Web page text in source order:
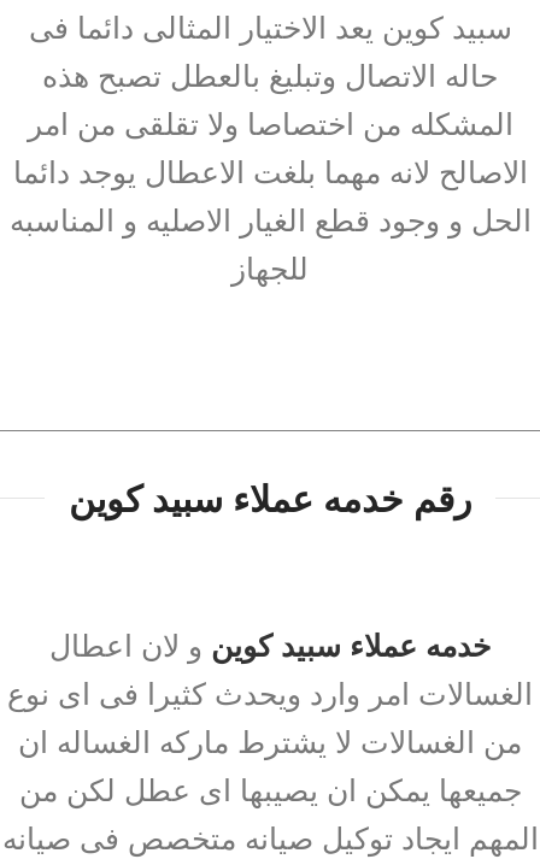
سبيد كوين يعد الاختيار المثالى دائما فى
حاله الاتصال وتبليغ بالعطل تصبح هذه
المشكله من اختصاصا ولا تقلقى من امر
الاصالح لانه مهما بلغت الاعطال يوجد دائما
الحل و وجود قطع الغيار الاصليه و المناسبه
للجهاز
رقم خدمه عملاء سبيد كوين
خدمه عملاء سبيد كوين و لان اعطال
الغسالات امر وارد ويحدث كثيرا فى اى نوع
من الغسالات لا يشترط ماركه الغساله ان
جميعها يمكن ان يصيبها اى عطل لكن من
المهم ايجاد توكيل صيانه متخصص فى صيانه